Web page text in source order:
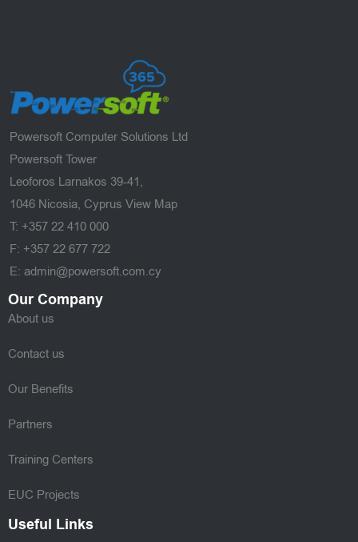
Powersoft Computer Solutions Ltd
Powersoft Tower
Leoforos Larnakos 39-41,
1046 Nicosia, Cyprus View Map
T: +357 22 410 000
F: +357 22 677 722
E: admin@powersoft.com.cy
Our Company
About us
Contact us
Our Benefits
Partners
Training Centers
EUC Projects
Useful Links